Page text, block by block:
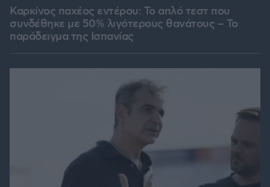
Καρκίνος παχέος εντέρου: Το απλό τεστ που
συνδέθηκε με 50% λιγότερους θανάτους – Το
παράδειγμα της Ισπανίας